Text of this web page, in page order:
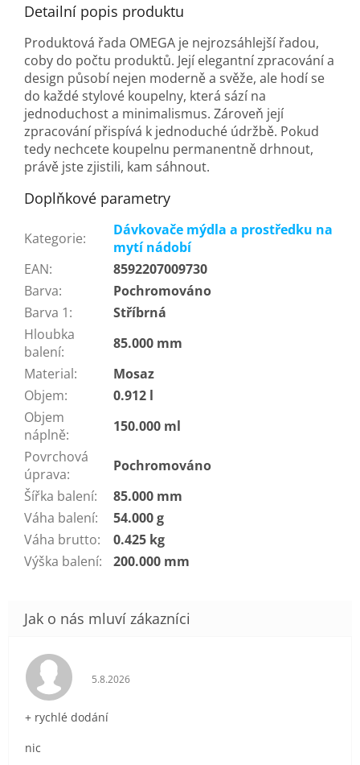
Detailní popis produktu
Produktová řada OMEGA je nejrozsáhlejší řadou,
coby do počtu produktů. Její elegantní zpracování a
design působí nejen moderně a svěže, ale hodí se
do každé stylové koupelny, která sází na
jednoduchost a minimalismus. Zároveň její
zpracování přispívá k jednoduché údržbě. Pokud
tedy nechcete koupelnu permanentně drhnout,
právě jste zjistili, kam sáhnout.
Doplňkové parametry
Kategorie:
Dávkovače mýdla a prostředku na
mytí nádobí
EAN:
8592207009730
Barva:
Pochromováno
Barva 1:
Stříbrná
Hloubka
balení:
85.000 mm
Material:
Mosaz
Objem:
0.912 l
Objem
náplně:
150.000 ml
Povrchová
úprava:
Pochromováno
Šířka balení:
85.000 mm
Váha balení:
54.000 g
Váha brutto:
0.425 kg
Výška balení: 200.000 mm
Hodnocení obchodu je 5 z 5 hvězdiček.
5.8.2026
+ rychlé dodání
nic